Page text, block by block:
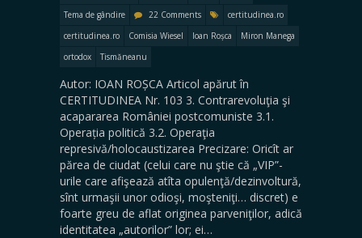
Tema de gândire
22 Comments
certitudinea.ro
certitudinea.ro
Comisia Wiesel Ioan Roșca
Miron Manega
ortodox
Tismăneanu
Autor: IOAN ROȘCA Articol apărut în
CERTITUDINEA Nr. 103 3. Contrarevoluţia şi
acapararea României postcomuniste 3.1.
Operația politică 3.2. Operaţia
represivă/holocaustizarea Precizare: Oricît ar
părea de ciudat (celui care nu ştie că „VIP”-
urile care afişează atîta opulenţă/dezinvoltură,
sînt urmaşii unor odioşi, moşteniţi… discret) e
foarte greu de aflat originea parveniţilor, adică
identitatea „autorilor” lor; ei…